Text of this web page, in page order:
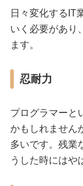
日々変化するIT
いく必要があり
ます。
忍耐力
プログラマーと
かもしれません
多いです。残業
うした時にはや